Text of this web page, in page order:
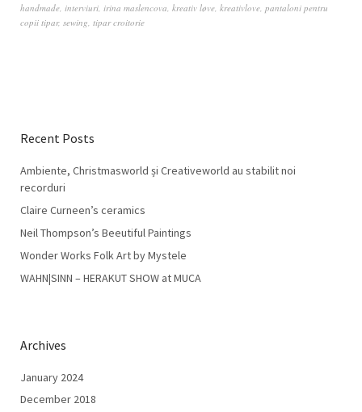
handmade interviuri irina maslencova kreativ løve kreativlove pantaloni pentru
copii tipar, sewing tipar croitorie
Recent Posts
Ambiente, Christmasworld și Creativeworld au stabilit noi
recorduri
Claire Curneen’s ceramics
Neil Thompson’s Beeutiful Paintings
Wonder Works Folk Art by Mystele
WAHN|SINN – HERAKUT SHOW at MUCA
Archives
January 2024
December 2018